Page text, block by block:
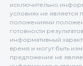
исключительно
условиях не
положениями
готовности
информативный
время и могут быть
предложение не